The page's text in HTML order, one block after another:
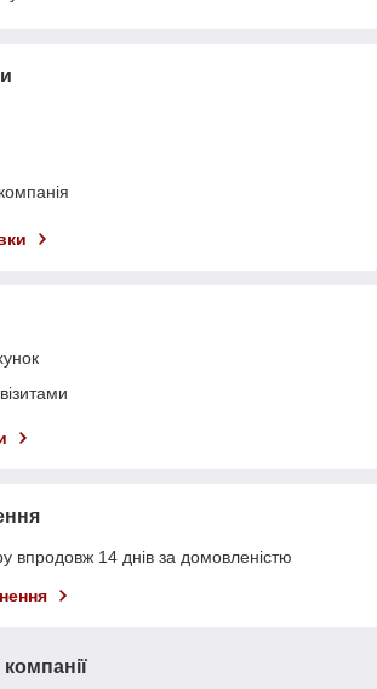
впродовж 14 днів за домовленістю